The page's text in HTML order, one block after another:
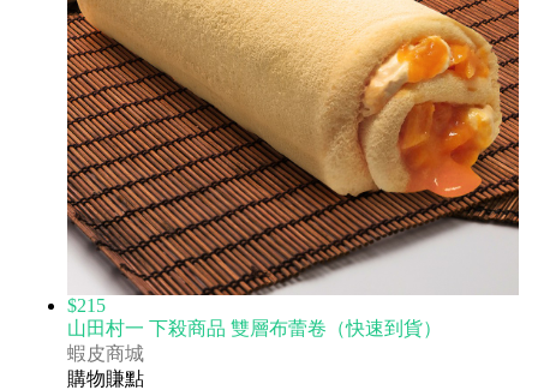
$215
山田村一 下殺商品 雙層布蕾卷（快速到貨）
蝦皮商城
購物賺點